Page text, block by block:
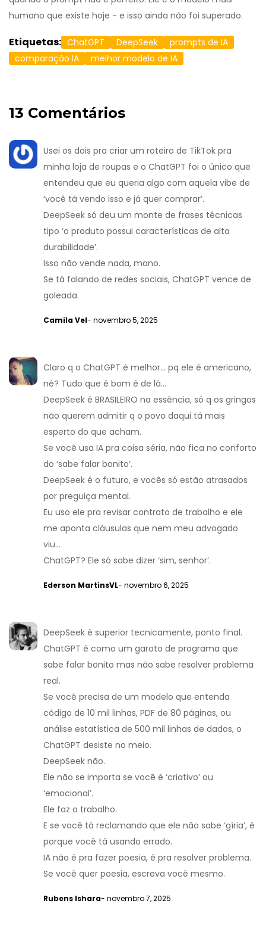
humano que existe hoje - e isso ainda não foi superado.
Etiquetas: ChatGPT DeepSeek
prompts de IA
comparação IA
melhor modelo de IA
13 Comentários
Usei os dois pra criar um roteiro de TikTok pra
minha loja de roupas e o ChatGPT foi o único que
entendeu que eu queria algo com aquela vibe de
‘você tá vendo isso e já quer comprar’.
DeepSeek só deu um monte de frases técnicas
tipo ‘o produto possui características de alta
durabilidade’.
Isso não vende nada, mano.
Se tá falando de redes sociais, ChatGPT vence de
goleada.
Camila Vel- novembro 5, 2025
Claro q o ChatGPT é melhor… pq ele é americano,
né? Tudo que é bom é de lá…
DeepSeek é BRASILEIRO na essência, só q os gringos
não querem admitir q o povo daqui tá mais
esperto do que acham.
Se você usa IA pra coisa séria, não fica no conforto
do ‘sabe falar bonito’.
DeepSeek é o futuro, e vocês só estão atrasados
por preguiça mental.
Eu uso ele pra revisar contrato de trabalho e ele
me aponta cláusulas que nem meu advogado
viu…
ChatGPT? Ele só sabe dizer ‘sim, senhor’.
Ederson MartinsVL- novembro 6, 2025
DeepSeek é superior tecnicamente, ponto final.
ChatGPT é como um garoto de programa que
sabe falar bonito mas não sabe resolver problema
real.
Se você precisa de um modelo que entenda
código de 10 mil linhas, PDF de 80 páginas, ou
análise estatística de 500 mil linhas de dados, o
ChatGPT desiste no meio.
DeepSeek não.
Ele não se importa se você é ‘criativo’ ou
‘emocional’.
Ele faz o trabalho.
E se você tá reclamando que ele não sabe ‘gíria’, é
porque você tá usando errado.
IA não é pra fazer poesia, é pra resolver problema.
Se você quer poesia, escreva você mesmo.
Rubens Ishara- novembro 7, 2025